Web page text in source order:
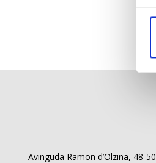
Avinguda Ramon d’Olzina, 48-50